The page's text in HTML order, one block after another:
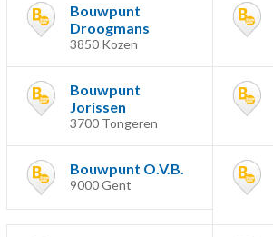
Bouwpunt
Droogmans
3850 Kozen
Bouwpunt
Jorissen
3700 Tongeren
Bouwpunt O.V.B.
9000 Gent